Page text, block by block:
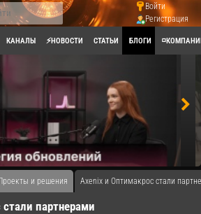
Войти
Регистрация
КАНАЛЫ ⚡НОВОСТИ СТАТЬИ БЛОГИ
Проекты и решения Axenix и Оптимакрос стали
партнерами